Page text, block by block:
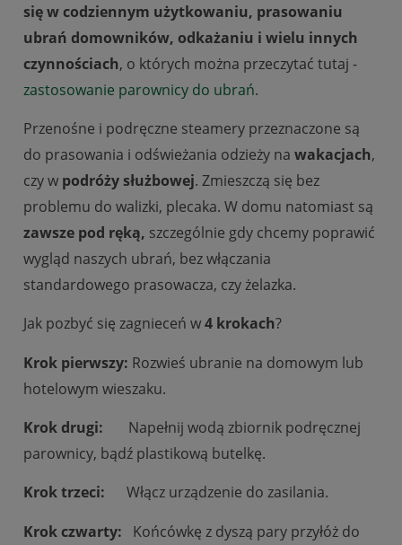
się w codziennym użytkowaniu, prasowaniu
ubrań domowników, odkażaniu i wielu innych
czynnościach, o których można przeczytać tutaj -
zastosowanie parownicy do ubrań.
Przenośne i podręczne steamery przeznaczone są
do prasowania i odświeżania odzieży na wakacjach,
czy w podróży służbowej. Zmieszczą się bez
problemu do walizki, plecaka. W domu natomiast są
zawsze pod ręką, szczególnie gdy chcemy poprawić
wygląd naszych ubrań, bez włączania
standardowego prasowacza, czy żelazka.
Jak pozbyć się zagnieceń w4 krokach?
Krok pierwszy: Rozwieś ubranie na domowym lub
hotelowym wieszaku.
Krok drugi: Napełnij wodą zbiornik podręcznej
parownicy, bądź plastikową butelkę.
Krok trzeci: Włącz urządzenie do zasilania.
Krok czwarty: Końcówkę z dyszą pary przyłóż do